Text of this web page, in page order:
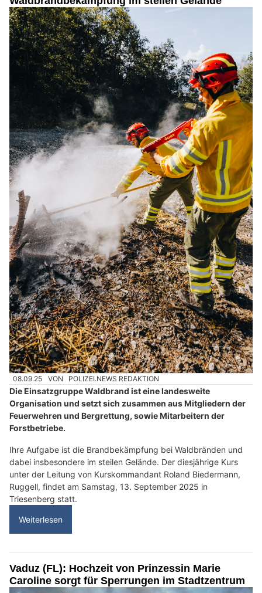
08.09.25 VON POLIZEI.NEWS REDAKTION
Die Einsatzgruppe Waldbrand ist eine landesweite
Organisation und setzt sich zusammen aus Mitgliedern der
Feuerwehren und Bergrettung, sowie Mitarbeitern der
Forstbetriebe.
Ihre Aufgabe ist die Brandbekämpfung bei Waldbränden und
dabei insbesondere im steilen Gelände. Der diesjährige Kurs
unter der Leitung von Kurskommandant Roland Biedermann,
Ruggell, findet am Samstag, 13. September 2025 in
Triesenberg statt.
Weiterlesen
Vaduz (FL): Hochzeit von Prinzessin Marie
Caroline sorgt für Sperrungen im Stadtzentrum